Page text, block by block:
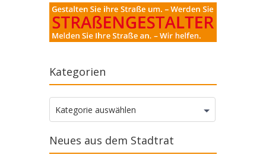
Kategorien
Kategorien
Kategorie auswählen
Neues aus dem Stadtrat